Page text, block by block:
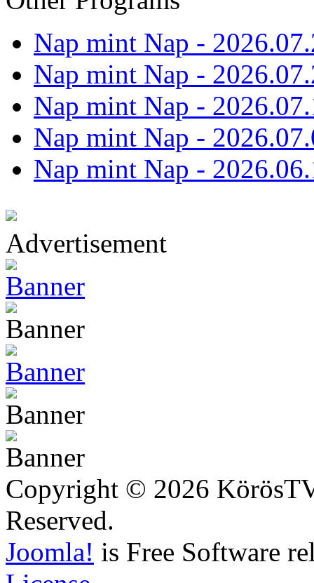
Nap mint Nap -
Nap mint Nap -
Nap mint Nap -
Nap mint Nap -
Nap mint Nap -
Advertisement
Copyright © 2026
Reserved.
Joomla! is Free Software